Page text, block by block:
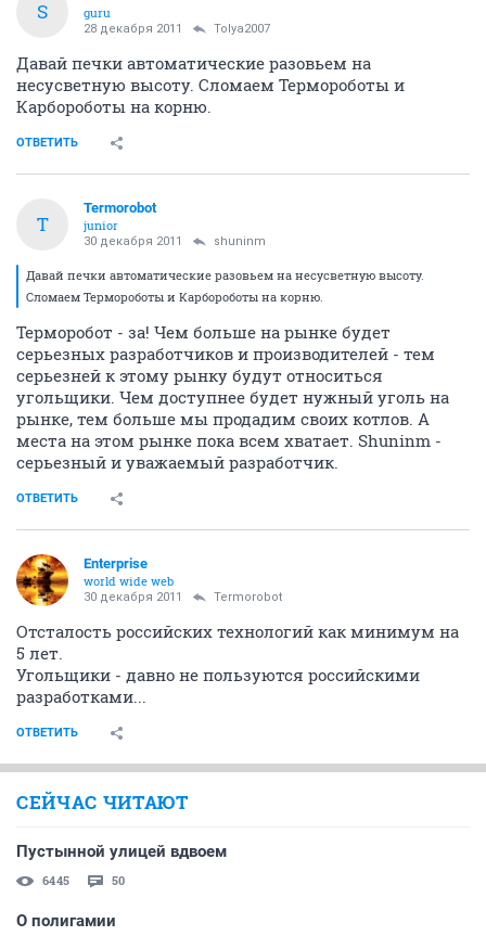
S
guru
28 декабря 2011 Tolya2007
Давай печки автоматические разовьем на
несусветную высоту. Сломаем Термороботы и
Карбороботы на корню.
ОТВЕТИТЬ
T
Termorobot
junior
30 декабря 2011 shuninm
Давай печки автоматические разовьем на несусветную высоту.
Сломаем Термороботы и Карбороботы на корню.
Терморобот - за! Чем больше на рынке будет
серьезных разработчиков и производителей - тем
серьезней к этому рынку будут относиться
угольщики. Чем доступнее будет нужный уголь на
рынке, тем больше мы продадим своих котлов. А
места на этом рынке пока всем хватает. Shuninm -
серьезный и уважаемый разработчик.
ОТВЕТИТЬ
Enterprise
world wide web
30 декабря 2011 Termorobot
Отсталость российских технологий как минимум на
5 лет.
Угольщики - давно не пользуются российскими
разработками...
ОТВЕТИТЬ
СЕЙЧАС ЧИТАЮТ
Пустынной улицей вдвоем
6445 50
О полигамии